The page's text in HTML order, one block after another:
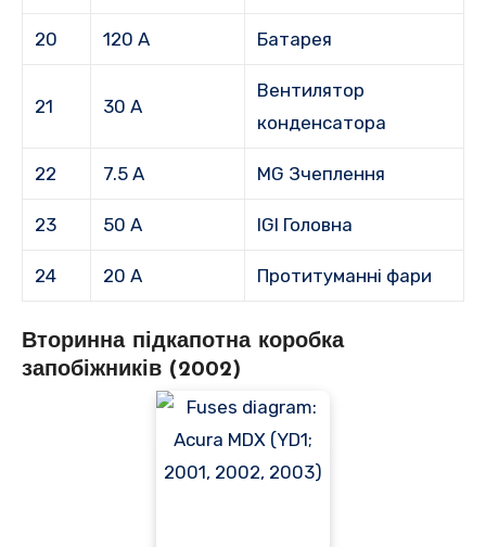
20 120 А Батарея
21 30 А
Вентилятор
конденсатора
22 7.5 А MG Зчеплення
23 50 А IGI Головна
24 20 А Протитуманні фари
Вторинна підкапотна коробка
запобіжників (2002)